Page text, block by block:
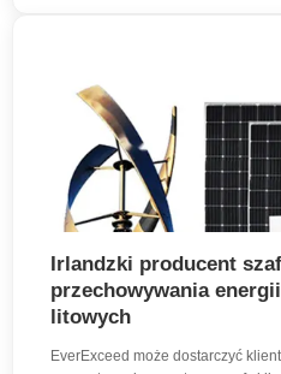
Irlandzki producent
przechowywania
litowych
EverExceed może dostarczyć